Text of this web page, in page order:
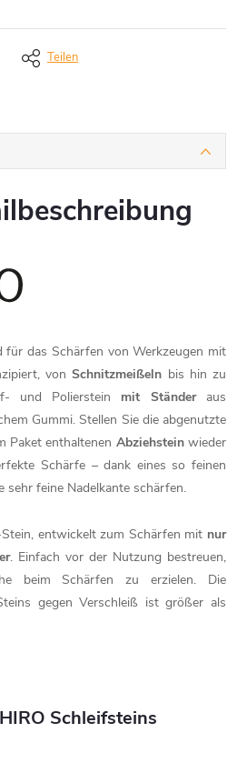
Teilen
für das Schärfen von Werkzeugen mit
vonSchnitzmeißeln bis hin zu
und Polierstein mit Ständeraus
Gummi. Stellen Sie die abgenutzte
Paket enthaltenen Abziehsteinwieder
Schärfe – dank eines so feinen
sehr feine Nadelkante schärfen.
entwickelt zum Schärfen mit nur
. Einfach vor der Nutzung bestreuen,
beim Schärfen zu erzielen. Die
gegen Verschleiß ist größer als
Schleifsteins